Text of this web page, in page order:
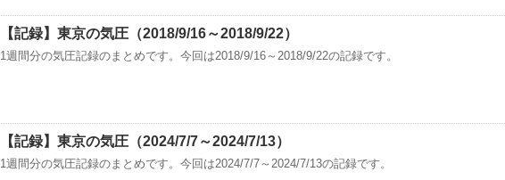
【記録】東京の気圧（2018/9/16～2018/9/22）
1週間分の気圧記録のまとめです。今回は2018/9/16～2018/9/22の記録です。
【記録】東京の気圧（2024/7/7～2024/7/13）
1週間分の気圧記録のまとめです。今回は2024/7/7～2024/7/13の記録です。